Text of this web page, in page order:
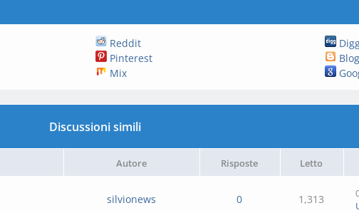
Reddit
Pinterest
Mix
Discussioni simili
Autore Risposte Letto
silvionews 0 1,313